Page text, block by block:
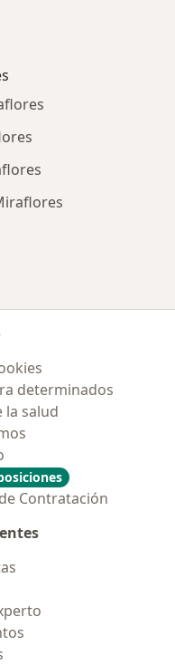
determinados
la salud
Contratación